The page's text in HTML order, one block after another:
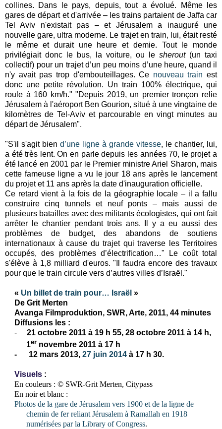
collines. Dans le pays, depuis, tout a évolué. Même les
gares de départ et d'arrivée – les trains partaient de Jaffa car
Tel Aviv n'existait pas – et Jérusalem a inauguré une
nouvelle gare, ultra moderne. Le trajet en train, lui, était resté
le même et durait une heure et demie. Tout le monde
privilégiait donc le bus, la voiture, ou le sherout (un taxi
collectif) pour un trajet d’un peu moins d’une heure, quand il
n'y avait pas trop d'embouteillages. Ce nouveau train est
donc une petite révolution. Un train 100% électrique, qui
roule à 160 km/h." "Depuis 2019, un premier tronçon relie
Jérusalem à l'aéroport Ben Gourion, situé à une vingtaine de
kilomètres de Tel-Aviv et parcourable en vingt minutes au
départ de Jérusalem".
"S'il s'agit bien d’une ligne à grande vitesse, le chantier, lui,
a été très lent. On en parle depuis les années 70, le projet a
été lancé en 2001 par le Premier ministre Ariel Sharon, mais
cette fameuse ligne a vu le jour 18 ans après le lancement
du projet et 11 ans après la date d'inauguration officielle.
Ce retard vient à la fois de la géographie locale – il a fallu
construire cinq tunnels et neuf ponts – mais aussi de
plusieurs batailles avec des militants écologistes, qui ont fait
arrêter le chantier pendant trois ans. Il y a eu aussi des
problèmes de budget, des abandons de soutiens
internationaux à cause du trajet qui traverse les Territoires
occupés, des problèmes d’électrification…" Le coût total
s'élève à 1,8 milliard d'euros. "Il faudra encore des travaux
pour que le train circule vers d’autres villes d’Israël."
« Un billet de train pour… Israël »
De Grit Merten
Avanga Filmproduktion, SWR, Arte, 2011, 44 minutes
Diffusions les :
-
21 octobre 2011 à 19 h 55, 28 octobre 2011 à 14 h,
1ernovembre 2011 à 17 h
- 12 mars 2013, 27 juin 2014à 17 h 30.
Visuels:
En couleurs : © SWR-Grit Merten, Citypass
En noir et blanc :
Photos de la gare de Jérusalem vers 1900 et de la ligne de
chemin de fer reliant Jérusalem à Ramallah en 1918
numérisées par la Library of Congress.